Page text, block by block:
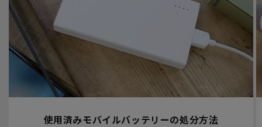
使用済みモバイルバッテリーの処分方法